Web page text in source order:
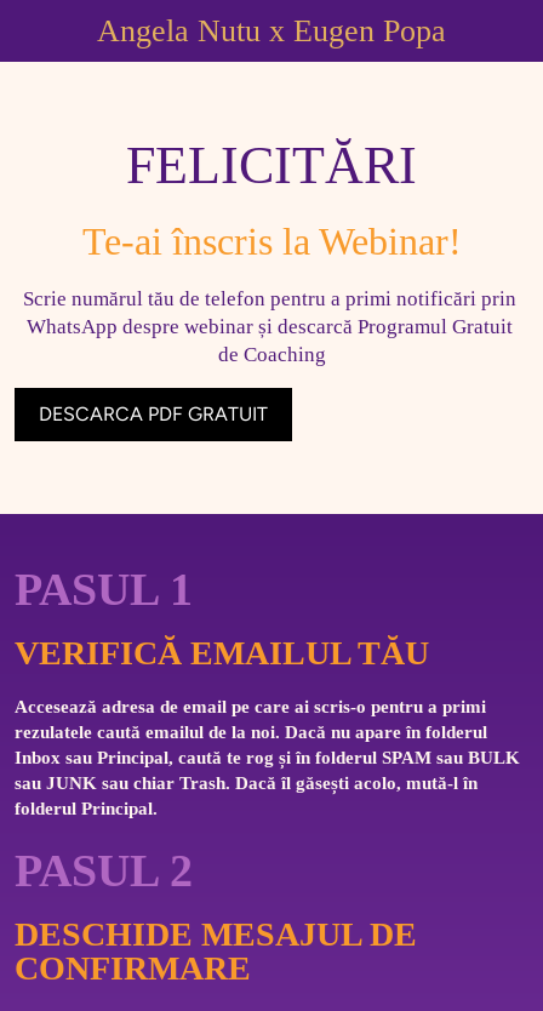
Angela Nutu x Eugen Popa
FELICITĂRI
Te-ai înscris la Webinar!
Scrie numărul tău de telefon pentru a primi notificări prin
WhatsApp despre webinar și descarcă Programul Gratuit
de Coaching
DESCARCA PDF GRATUIT
PASUL 1
VERIFICĂ EMAILUL TĂU
Accesează adresa de email pe care ai scris-o pentru a primi
rezulatele caută emailul de la noi. Dacă nu apare în folderul
Inbox sau Principal, caută te rog și în folderul SPAM sau BULK
sau JUNK sau chiar Trash. Dacă îl găsești acolo, mută-l în
folderul Principal.
PASUL 2
DESCHIDE MESAJUL DE
CONFIRMARE